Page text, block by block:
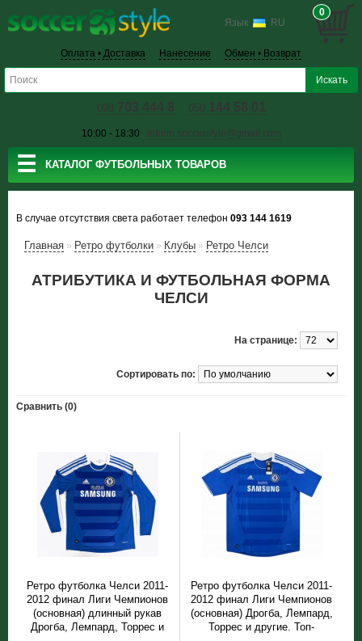
Язык RU
0
Оплата • Доставка Нанесение Обмен • Возврат
098 703 444 8 050 144 58 01
10:00 - 18:30 inform.soccerstyle@gmail.com
☰ КАТАЛОГ ФУТБОЛЬНЫХ ТОВАРОВ
В случае отсутствия света работает телефон 093 144 1619
Главная » Ретро футболки » Клубы » Ретро Челси
АТРИБУТИКА И ФУТБОЛЬНАЯ ФОРМА
ЧЕЛСИ
На странице:
Сортировать по:
Сравнить (0)
Ретро футболка Челси 2011-
2012 финал Лиги Чемпионов
(основная) длинный рукав
Дрогба, Лемпард, Торрес и
Ретро футболка Челси 2011-
2012 финал Лиги Чемпионов
(основная) Дрогба, Лемпард,
Торрес и другие. Топ-